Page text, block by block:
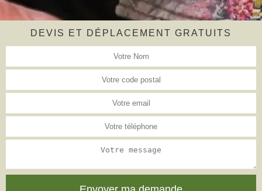
DEVIS ET DÉPLACEMENT GRATUITS